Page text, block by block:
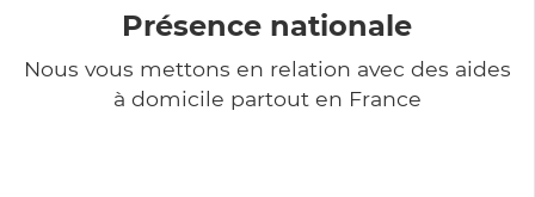
Présence nationale
Nous vous mettons en relation avec des aides
à domicile partout en France